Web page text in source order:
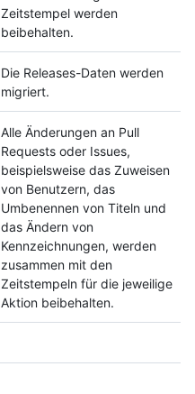
Zeitstempel werden
beibehalten.
Die Releases-Daten werden
migriert.
Alle Änderungen an Pull
Requests oder Issues,
beispielsweise das Zuweisen
von Benutzern, das
Umbenennen von Titeln und
das Ändern von
Kennzeichnungen, werden
zusammen mit den
Zeitstempeln für die jeweilige
Aktion beibehalten.